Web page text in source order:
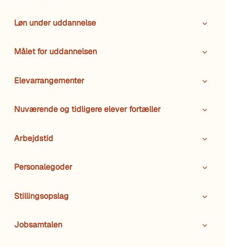
Løn under uddannelse
Målet for uddannelsen
Elevarrangementer
Nuværende og tidligere elever fortæller
Arbejdstid
Personalegoder
Stillingsopslag
Jobsamtalen